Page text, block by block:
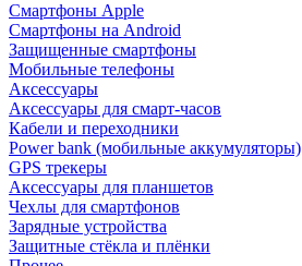
Смартфоны Apple
Смартфоны на Android
Защищенные смартфоны
Мобильные телефоны
Аксессуары
Аксессуары для смарт-часов
Кабели и переходники
Power bank (мобильные аккумуляторы)
GPS трекеры
Аксессуары для планшетов
Чехлы для смартфонов
Зарядные устройства
Защитные стёкла и плёнки